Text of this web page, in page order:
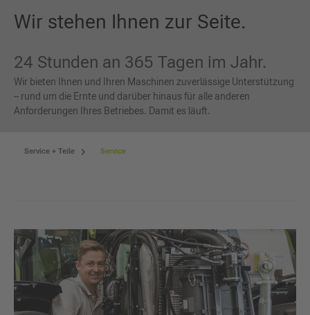
Wir stehen Ihnen zur Seite.
24 Stunden an 365 Tagen im Jahr.
Wir bieten Ihnen und Ihren Maschinen zuverlässige Unterstützung
– rund um die Ernte und darüber hinaus für alle anderen
Anforderungen Ihres Betriebes. Damit es läuft.
Service + Teile Service